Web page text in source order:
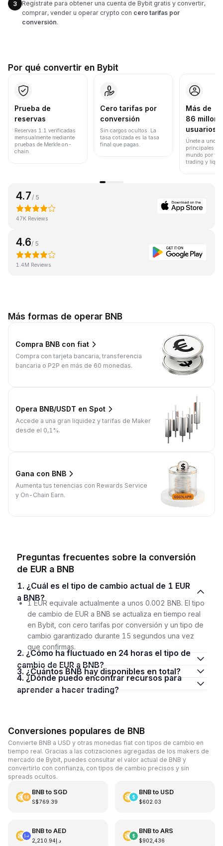
3
Regístrate para obtener una cuenta de Bybit gratis y convertir,
comprar, vender u operar crypto con cero tarifas por
conversión.
Por qué convertir en Bybit
Prueba de
reservas
Reservas 1:1 verificadas
mensualmente mediante
pruebas de Merkle on-
chain.
Cero tarifas por
conversión
Sin cargos ocultos. La
tasa cotizada es la tasa
final que pagas.
Más de
86
usuarios
Únete a uno
principales
mundo por
trading y
4.7 / 5
47K Reviews
4.6/ 5
1.4M Reviews
Más formas de operar BNB
Compra BNB con fiat
Compra con tarjeta bancaria, transferencia
bancaria o P2P en más de 60 monedas.
Opera BNB/USDT en Spot
Accede a una gran liquidez y tarifas de Maker
desde el 0,1%.
Gana con BNB
Aumenta tus tenencias con Rewards Service
y On-Chain Earn.
Preguntas frecuentes sobre la conversión
de EUR a BNB
1. ¿Cuál es el tipo de cambio actual de 1 EUR
a BNB?
1 EUR equivale actualmente a unos 0.002 BNB. El tipo
de cambio de EUR a BNB se actualiza en tiempo real
en Bybit, con cero tarifas por conversión y un tipo de
cambio garantizado durante 15 segundos una vez
que confirmas.
2. ¿Cómo ha fluctuado en 24 horas el tipo de
cambio de EUR a BNB?
3. ¿Cuántos BNB hay disponibles en total?
4. ¿Dónde puedo encontrar recursos para
aprender a hacer trading?
Conversiones populares de BNB
Convierte BNB a USD y otras monedas fiat con tipos de cambio en
tiempo real. Gracias a las cotizaciones agregadas de los makers de
mercado de Bybit, puedes consultar el valor actual de BNB y
convertirlo con confianza, con tipos de cambio precisos y sin
spreads ocultos.
BNBto SGD
S$769.39
BNBto USD
$602.03
BNBto AED
د.إ2,210.94
BNBto ARS
$902,436